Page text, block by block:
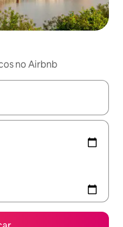
no Airbnb
disponíveis, explore-os